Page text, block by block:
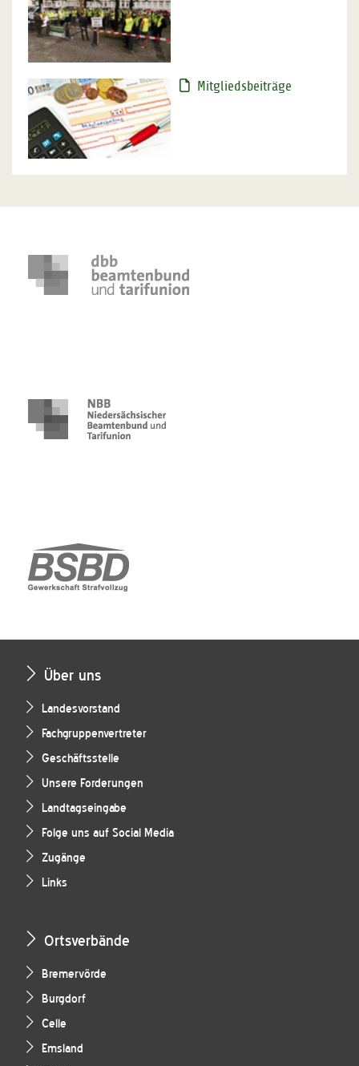
Mitgliedsbeiträge
Über uns
Landesvorstand
Fachgruppenvertreter
Geschäftsstelle
Unsere Forderungen
Landtagseingabe
Folge uns auf Social Media
Zugänge
Links
Ortsverbände
Bremervörde
Burgdorf
Celle
Emsland